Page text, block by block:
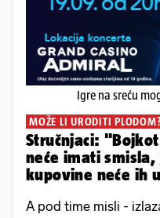
Igre na sreću
MOŽE LI URODITI
Stručnjaci:
neće imati smisla,
kupovine neće ih
A pod time misli -